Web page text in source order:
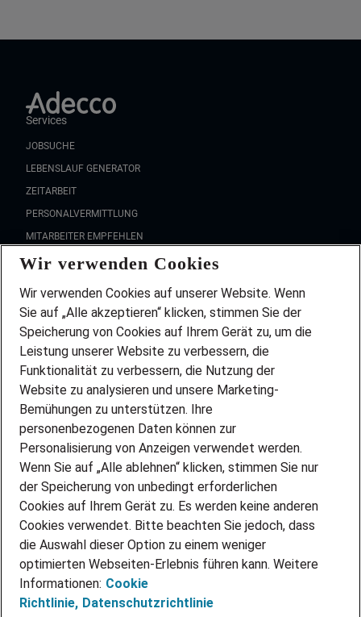
Services
JOBSUCHE
LEBENSLAUF GENERATOR
ZEITARBEIT
PERSONALVERMITTLUNG
MITARBEITER EMPFEHLEN
FAQ
Wir stellen ein!
DEINE BERUFSGRUPPE
DEINE LEBENSSITUATION
PARTNERSHIP WITH AIRBUS
INITIATIV BEWERBEN
ÜBER UNS
STANDORTE
BLOG
PRESSE
KONTAKT
@Adecco 2026
IMPRESSUM
DATENSCHUTZ
Wir verwenden Cookies
Wir verwenden Cookies auf unserer Website. Wenn
Sie auf „Alle akzeptieren“ klicken, stimmen Sie der
Speicherung von Cookies auf Ihrem Gerät zu, um die
Leistung unserer Website zu verbessern, die
Funktionalität zu verbessern, die Nutzung der
Website zu analysieren und unsere Marketing-
Bemühungen zu unterstützen. Ihre
personenbezogenen Daten können zur
Personalisierung von Anzeigen verwendet werden.
Wenn Sie auf „Alle ablehnen“ klicken, stimmen Sie nur
der Speicherung von unbedingt erforderlichen
Cookies auf Ihrem Gerät zu. Es werden keine anderen
Cookies verwendet. Bitte beachten Sie jedoch, dass
die Auswahl dieser Option zu einem weniger
optimierten Webseiten-Erlebnis führen kann. Weitere
Informationen: Cookie
Richtlinie, Datenschutzrichtlinie